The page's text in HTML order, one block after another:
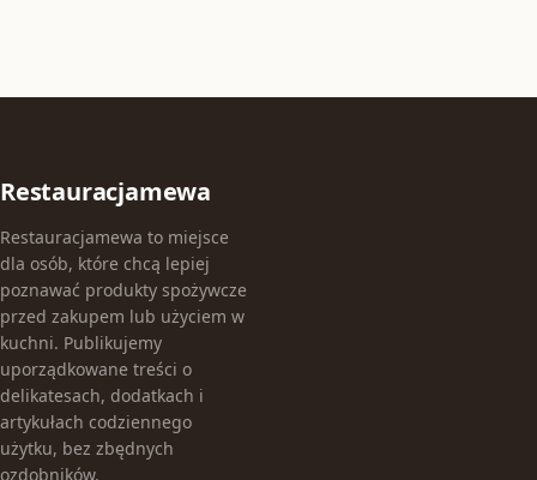
Restauracjamewa
Restauracjamewa to miejsce
dla osób, które chcą lepiej
poznawać produkty spożywcze
przed zakupem lub użyciem w
kuchni. Publikujemy
uporządkowane treści o
delikatesach, dodatkach i
artykułach codziennego
użytku, bez zbędnych
ozdobników.